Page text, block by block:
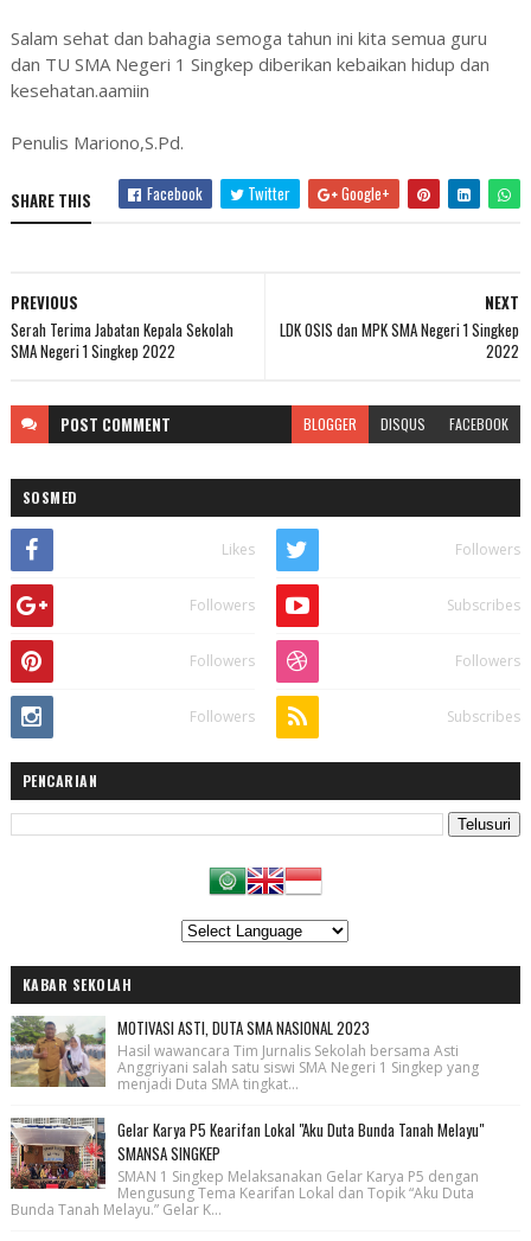
Salam sehat dan bahagia semoga tahun ini kita semua guru
dan TU SMA Negeri 1 Singkep diberikan kebaikan hidup dan
kesehatan.aamiin
Penulis Mariono,S.Pd.
SHARE THIS Facebook Twitter Google+
NEXT
LDK OSIS dan MPK SMA Negeri 1 Singkep
2022
PREVIOUS
Serah Terima Jabatan Kepala Sekolah
SMA Negeri 1 Singkep 2022
POST COMMENT BLOGGER DISQUS FACEBOOK
SOSMED
Likes Followers
Followers Subscribes
Followers Followers
Followers Subscribes
PENCARIAN
KABAR SEKOLAH
MOTIVASI ASTI, DUTA SMA NASIONAL 2023
Hasil wawancara Tim Jurnalis Sekolah bersama Asti
Anggriyani salah satu siswi SMA Negeri 1 Singkep yang
menjadi Duta SMA tingkat...
Gelar Karya P5 Kearifan Lokal "Aku Duta Bunda Tanah Melayu"
SMANSA SINGKEP
SMAN 1 Singkep Melaksanakan Gelar Karya P5 dengan
Mengusung Tema Kearifan Lokal dan Topik “Aku Duta
Bunda Tanah Melayu.” Gelar K...